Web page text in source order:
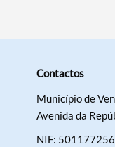
Contactos
Município de
Avenida da
NIF: 501177256